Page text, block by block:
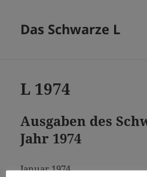
Das Schwarze L
L 1974
Ausgaben des
Jahr 1974
Januar 1974